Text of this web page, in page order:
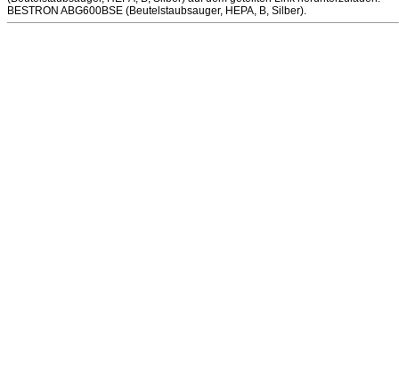
BESTRON ABG600BSE (Beutelstaubsauger, HEPA, B, Silber).